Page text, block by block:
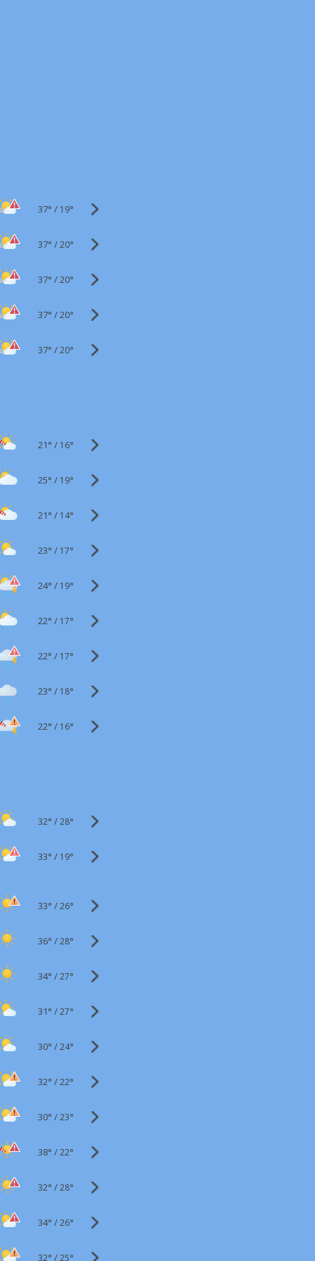
37° / 19°
37° /20°
37° /20°
37° /20°
37° /20°
21° / 16°
25° / 19°
21° / 14°
23° / 17°
24° / 19°
22° / 17°
22° / 17°
23° / 18°
22° / 16°
32° /28°
33° / 19°
33° /26°
36° /28°
34° /27°
31° /27°
30° /24°
32° /22°
30° /23°
38° /22°
32° /28°
34° /26°
32° /25°